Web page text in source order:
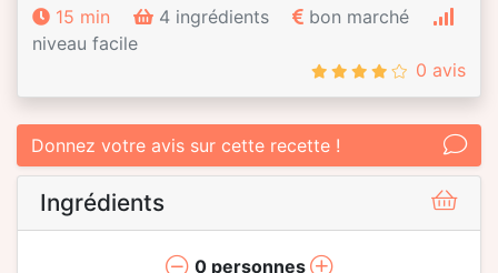
15 min 4 ingrédients
bon marché
niveau facile
0 avis
Donnez votre avis sur cette recette !
Ingrédients
0personnes